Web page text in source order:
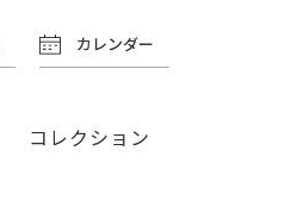
カレンダー
コレクション